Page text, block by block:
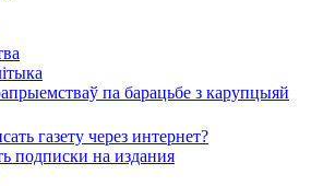
па барацьбе з карупцыяй
газету через интернет?
подписки на издания